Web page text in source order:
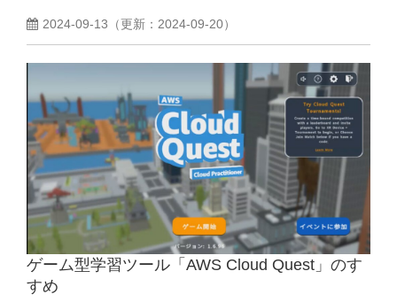
2024-09-13 （更新： 2024-09-20）
ゲーム型学習ツール「AWS Cloud Quest」のす
すめ